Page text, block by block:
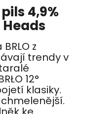
4,9%
z
trendy v
12°
klasiky.